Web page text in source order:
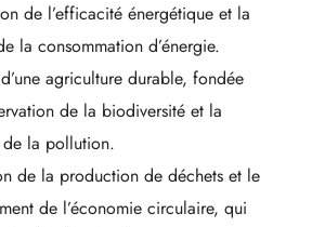
de l’efficacité énergétique et la
la consommation d’énergie.
d’une agriculture durable, fondée
de la biodiversité et la
la pollution.
de la production de déchets et le
de l’économie circulaire, qui